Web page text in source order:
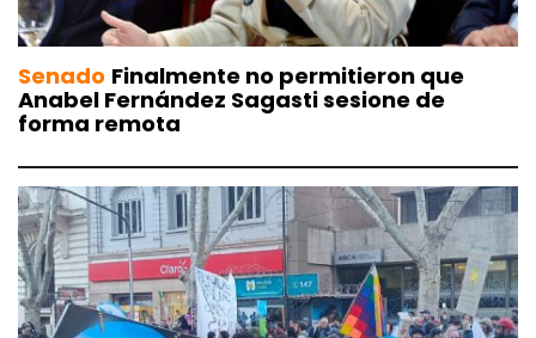
Senado Finalmente no permitieron que
Anabel Fernández Sagasti sesione de
forma remota